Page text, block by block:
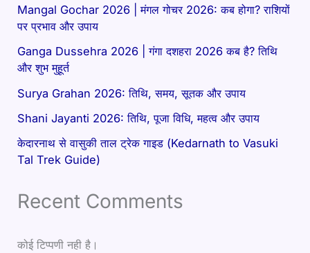
Mangal Gochar 2026 | मंगल गोचर 2026: कब होगा? राशियों
पर प्रभाव और उपाय
Ganga Dussehra 2026 | गंगा दशहरा 2026 कब है? तिथि
और शुभ मुहूर्त
Surya Grahan 2026: तिथि, समय, सूतक और उपाय
Shani Jayanti 2026: तिथि, पूजा विधि, महत्व और उपाय
केदारनाथ से वासुकी ताल ट्रेक गाइड (Kedarnath to Vasuki
Tal Trek Guide)
Recent Comments
कोई टिप्पणी नही है।